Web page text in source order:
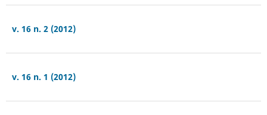
v. 16 n. 2 (2012)
v. 16 n. 1 (2012)